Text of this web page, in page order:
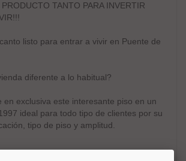
PRODUCTO TANTO PARA INVERTIR
listo para entrar a vivir en Puente de
diferente a lo habitual?
en exclusiva este interesante piso en un
ideal para todo tipo de clientes por su
tipo de piso y amplitud.